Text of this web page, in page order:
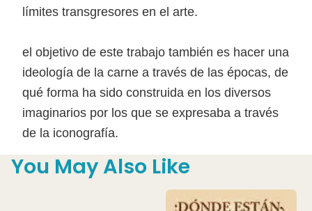
límites transgresores en el arte.
el objetivo de este trabajo también es hacer una
ideología de la carne a través de las épocas, de
qué forma ha sido construida en los diversos
imaginarios por los que se expresaba a través
de la iconografía.
You May Also Like